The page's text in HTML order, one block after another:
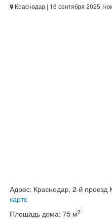
Краснодар | 16 сентября 2025,
Адрес: Краснодар, 2-й проезд
карте
Площадь дома: 75 м2